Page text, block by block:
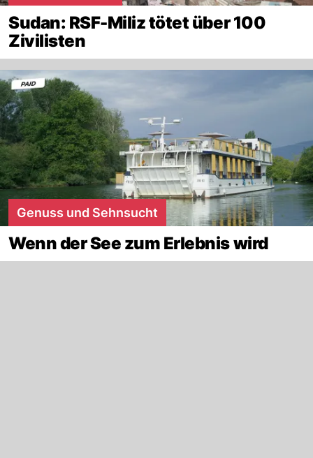
Sudan: RSF-Miliz tötet über 100
Zivilisten
Genuss und Sehnsucht
Wenn der See zum Erlebnis wird